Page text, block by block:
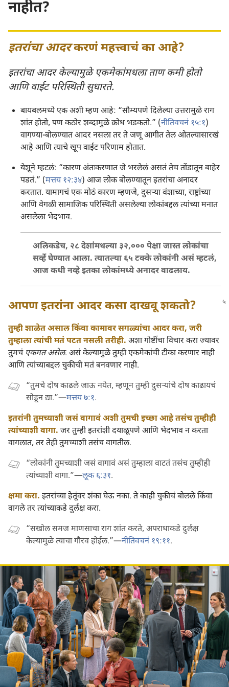
नाहीत?
इतरांचा आदरकरणं महत्त्वाचं का आहे?
इतरांचा आदर केल्यामुळे एकमेकांमधला ताण कमी होतो
आणि वाईट परिस्थिती सुधारते.
बायबलमध्ये एक अशी म्हण आहे: “सौम्यपणे दिलेल्या उत्तरामुळे राग
शांत होतो, पण कठोर शब्दामुळे क्रोध भडकतो.” (नीतिवचनं १५:१)
वागण्या-बोलण्यात आदर नसला तर ते जणू आगीत तेल ओतल्यासारखं
आहे आणि त्याचे खूप वाईट परिणाम होतात.
येशूने म्हटलं: “कारण अंतःकरणात जे भरलेलं असतं तेच तोंडातून बाहेर
पडतं.” (मत्तय १२:३४) आज लोक बोलण्यातून इतरांचा अनादर
करतात. यामागचं एक मोठं कारण म्हणजे, दुसऱ्‍या वंशाच्या, राष्ट्रांच्या
आणि वेगळी सामाजिक परिस्थिती असलेल्या लोकांबद्दल त्यांच्या मनात
असलेला भेदभाव.
अलिकडेच, २८ देशांमधल्या ३२,००० पेक्षा जास्त लोकांचा
सर्व्हे घेण्यात आला. त्यातल्या ६५ टक्के लोकांनी असं म्हटलं,
आज कधी नव्हे इतका लोकांमध्ये अनादर वाढलाय.
आपण इतरांना आदर कसा दाखवू शकतो?
तुम्ही शाळेत असाल किंवा कामावर सगळ्यांचा आदर करा, जरी
तुम्हाला त्यांची मतं पटत नसली तरीही. अशा गोष्टींचा विचार करा ज्यावर
तुमचं एकमत असेल. असं केल्यामुळे तुम्ही एकमेकांची टीका करणार नाही
आणि त्यांच्याबद्दल चुकीची मतं बनवणार नाही.
“तुमचे दोष काढले जाऊ नयेत, म्हणून तुम्ही दुसऱ्‍यांचे दोष काढायचं
सोडून द्या.”—मत्तय ७:१.
इतरांनी तुमच्याशी जसं वागावं अशी तुमची इच्छा आहे तसंच तुम्हीही
त्यांच्याशी वागा. जर तुम्ही इतरांशी दयाळूपणे आणि भेदभाव न करता
वागलात, तर तेही तुमच्याशी तसंच वागतील.
“लोकांनी तुमच्याशी जसं वागावं असं तुम्हाला वाटतं तसंच तुम्हीही
त्यांच्याशी वागा.”—लूक ६:३१.
क्षमा करा. इतरांच्या हेतूंवर शंका घेऊ नका. ते काही चुकीचं बोलले किंवा
वागले तर त्यांच्याकडे दुर्लक्ष करा.
“सखोल समज माणसाचा राग शांत करते, अपराधाकडे दुर्लक्ष
केल्यामुळे त्याचा गौरव होईल.”—नीतिवचनं १९:११.